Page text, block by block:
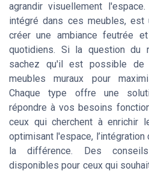
agrandir visuellement l'espace.
intégré dans ces meubles, est
créer une ambiance feutrée
quotidiens. Si la question du
sachez qu'il est possible
meubles muraux pour
Chaque type offre une
répondre à vos besoins
ceux qui cherchent à enrichir
optimisant l'espace,
la différence. Des
disponibles pour ceux qui